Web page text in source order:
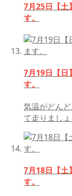
7月25日【土
す。
7月19日【日
す。
気温がどん
て走りましょ
7月18日【土
す。